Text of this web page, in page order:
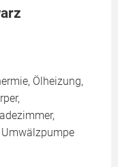
Ölheizung,